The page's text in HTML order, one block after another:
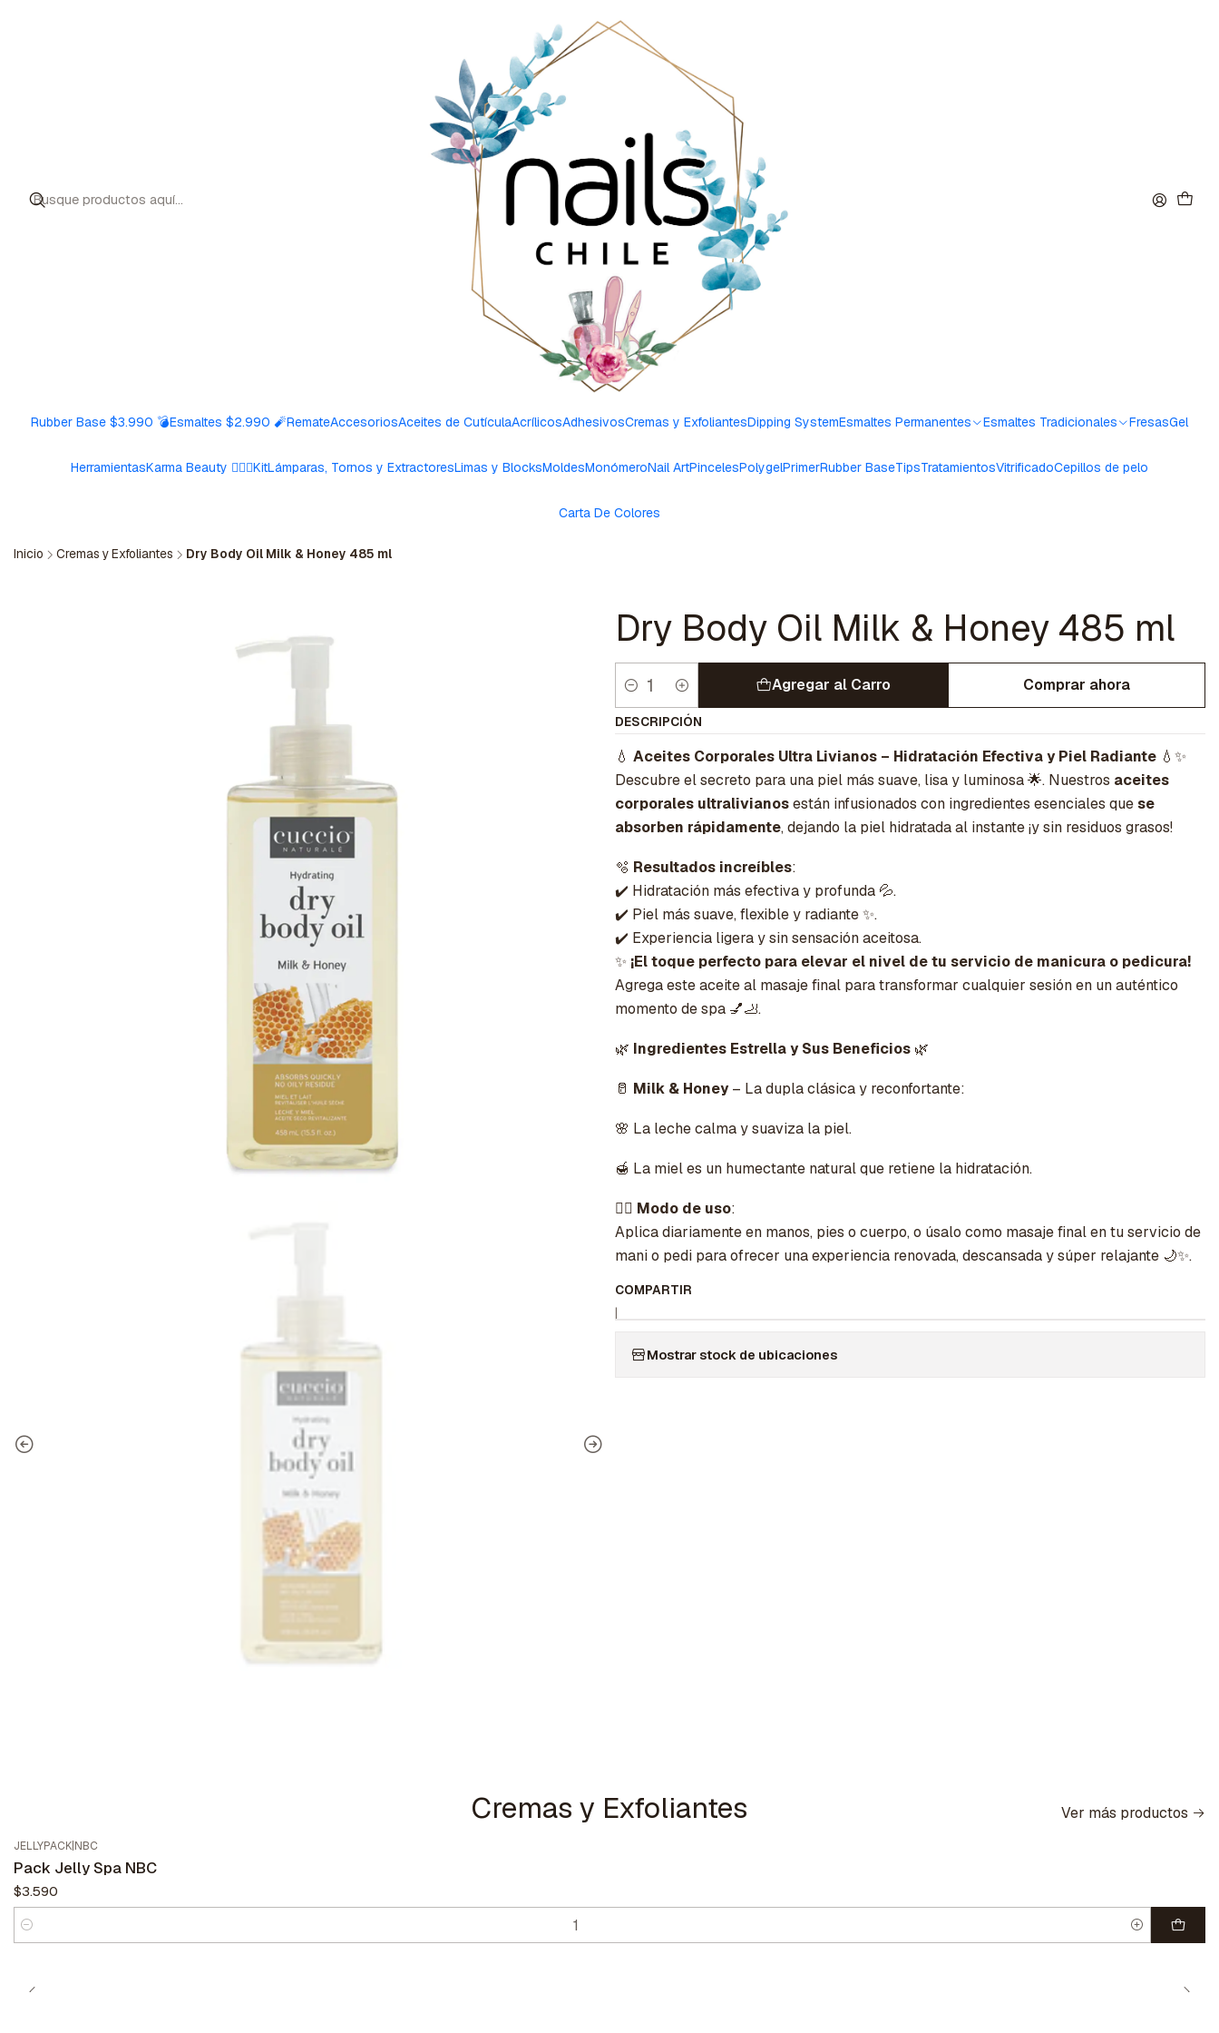
Rubber Base $3.990 💣Esmaltes $2.990 🧨RemateAccesoriosAceites de CutículaAcrílicosAdhesivosCremas y ExfoliantesDipping SystemEsmaltes Permanentes Esmaltes Tradicionales FresasGel
HerramientasKarma Beauty 🧘🏼‍♀️KitLámparas, Tornos y ExtractoresLimas y BlocksMoldesMonómeroNail ArtPincelesPolygelPrimerRubber BaseTipsTratamientosVitrificadoCepillos de pelo
Carta De Colores
Inicio Cremas y Exfoliantes Dry Body Oil Milk & Honey 485 ml
Dry Body Oil Milk & Honey 485 ml
Cantidad
Agregar al Carro Comprar ahora
DESCRIPCIÓN
💧 Aceites Corporales Ultra Livianos – Hidratación Efectiva y Piel Radiante 💧✨
Descubre el secreto para una piel más suave, lisa y luminosa 🌟. Nuestros aceites
corporales ultralivianosestán infusionados con ingredientes esenciales quese
absorben rápidamente, dejando la piel hidratada al instante ¡y sin residuos grasos!
🫧 Resultados increíbles:
✔️ Hidratación más efectiva y profunda 💦.
✔️ Piel más suave, flexible y radiante ✨.
✔️ Experiencia ligera y sin sensación aceitosa.
✨ ¡El toque perfecto para elevar el nivel de tu servicio de manicura o pedicura!
Agrega este aceite al masaje final para transformar cualquier sesión en un auténtico
momento de spa 💅🦶.
🌿 Ingredientes Estrella y Sus Beneficios 🌿
🥛 Milk & Honey– La dupla clásica y reconfortante:
🌸 La leche calma y suaviza la piel.
🍯 La miel es un humectante natural que retiene la hidratación.
💆‍♀️ Modo de uso:
Aplica diariamente en manos, pies o cuerpo, o úsalo como masaje final en tu servicio de
mani o pedi para ofrecer una experiencia renovada, descansada y súper relajante 🌙✨.
COMPARTIR
|
Mostrar stock de ubicaciones
Cremas y Exfoliantes Ver más productos
JELLYPACK NBC
Pack Jelly Spa NBC
$3.590
Cantidad